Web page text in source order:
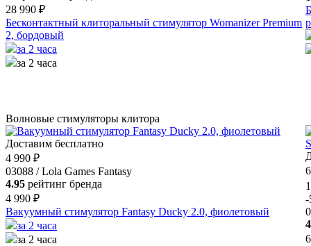
28 990 ₽
Бесконтактный клиторальный стимулятор Womanizer Premium
2, бордовый
за 2 часа
за 2 часа
Волновые стимуляторы клитора
Доставим бесплатно
4 990 ₽
03088 / Lola Games Fantasy
4.95 рейтинг бренда
4 990 ₽
Вакуумный стимулятор Fantasy Ducky 2.0, фиолетовый
за 2 часа
за 2 часа
-